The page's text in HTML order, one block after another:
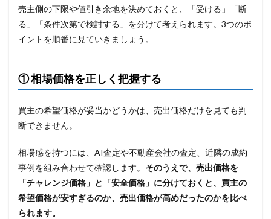
売主側の下限や値引き余地を決めておくと、「受ける」「断
る」「条件次第で検討する」を分けて考えられます。3つのポ
イントを順番に見ていきましょう。
① 相場価格を正しく把握する
買主の希望価格が妥当かどうかは、売出価格だけを見ても判
断できません。
相場感を持つには、AI査定や不動産会社の査定、近隣の成約
事例を組み合わせて確認します。 そのうえで、売出価格を
「チャレンジ価格」と「安全価格」に分けておくと、買主の
希望価格が安すぎるのか、売出価格が高めだったのかを比べ
られます。